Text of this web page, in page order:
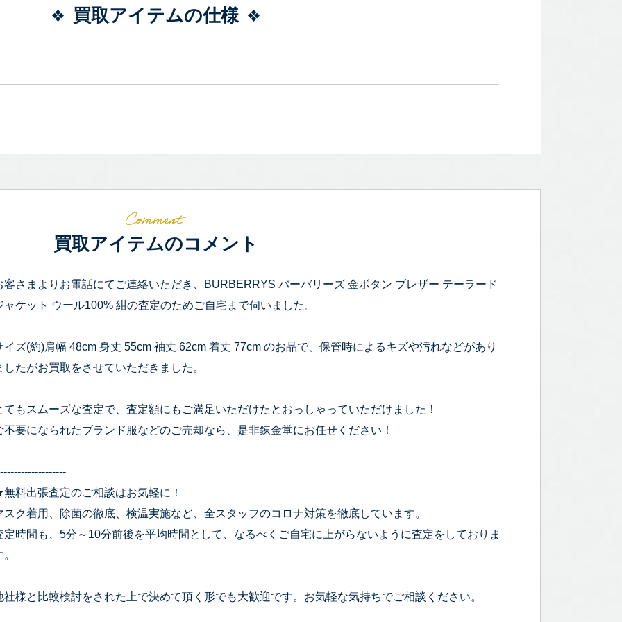
買取アイテムの仕様
買取アイテムのコメント
客さまよりお電話にてご連絡いただき、BURBERRYS バーバリーズ 金ボタン ブレザー テーラード
ャケット ウール100% 紺の査定のためご自宅まで伺いました。
イズ(約)肩幅 48cm 身丈 55cm 袖丈 62cm 着丈 77cm のお品で、保管時によるキズや汚れなどがあり
したがお買取をさせていただきました。
てもスムーズな査定で、査定額にもご満足いただけたとおっしゃっていただけました！
不要になられたブランド服などのご売却なら、是非錬金堂にお任せください！
料出張査定のご相談はお気軽に！
スク着用、除菌の徹底、検温実施など、全スタッフのコロナ対策を徹底しています。
定時間も、5分～10分前後を平均時間として、なるべくご自宅に上がらないように査定をしておりま
社様と比較検討をされた上で決めて頂く形でも大歓迎です。お気軽な気持ちでご相談ください。